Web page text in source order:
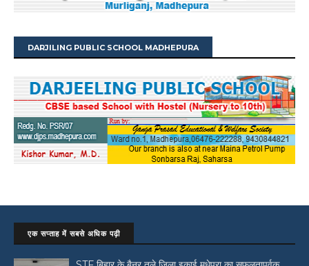
DARJILING PUBLIC SCHOOL MADHEPURA
एक सप्ताह में सबसे अधिक पढ़ी